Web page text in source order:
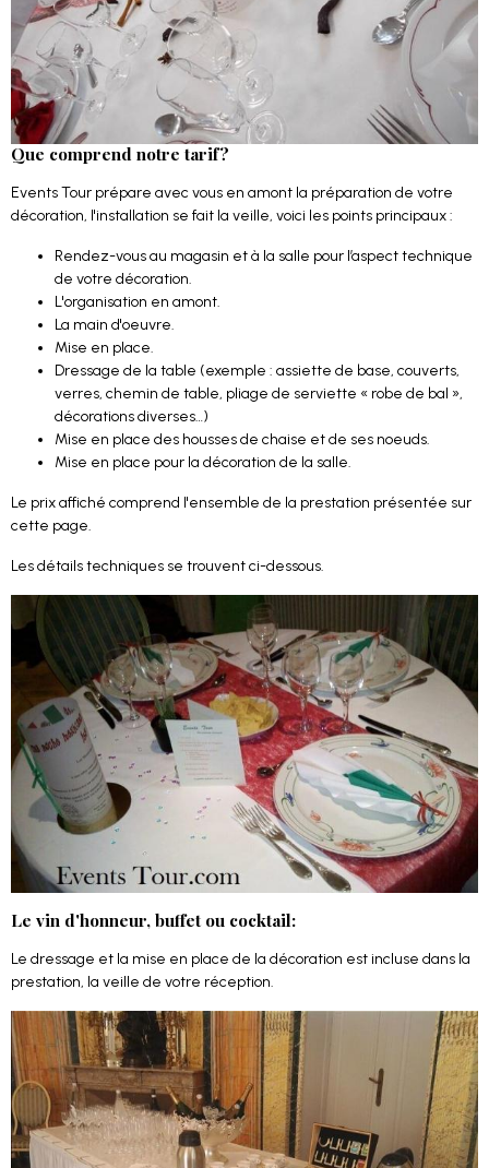
Que comprend notre tarif?
Events Tour prépare avec vous en amont la préparation de votre
décoration, l'installation se fait la veille, voici les points principaux :
Rendez-vous au magasin et à la salle pour l’aspect technique
de votre décoration.
L'organisation en amont.
La main d'oeuvre.
Mise en place.
Dressage de la table (exemple : assiette de base, couverts,
verres, chemin de table, pliage de serviette « robe de bal »,
décorations diverses…)
Mise en place des housses de chaise et de ses noeuds.
Mise en place pour la décoration de la salle.
Le prix affiché comprend l'ensemble de la prestation présentée sur
cette page.
Les détails techniques se trouvent ci-dessous.
Le vin d'honneur, buffet ou cocktail:
Le dressage et la mise en place de la décoration est incluse dans la
prestation, la veille de votre réception.